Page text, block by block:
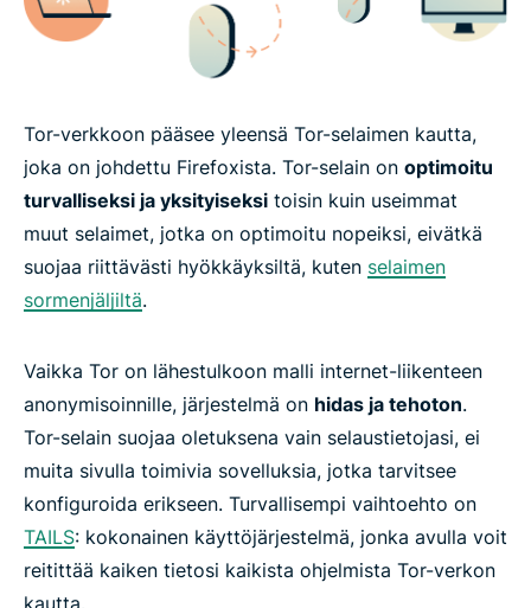
Tor-verkkoon pääsee yleensä Tor-selaimen kautta,
joka on johdettu Firefoxista. Tor-selain on optimoitu
turvalliseksi ja yksityiseksi toisin kuin useimmat
muut selaimet, jotka on optimoitu nopeiksi, eivätkä
suojaa riittävästi hyökkäyksiltä, kuten selaimen
sormenjäljiltä.
Vaikka Tor on lähestulkoon malli internet-liikenteen
anonymisoinnille, järjestelmä on hidas ja tehoton.
Tor-selain suojaa oletuksena vain selaustietojasi, ei
muita sivulla toimivia sovelluksia, jotka tarvitsee
konfiguroida erikseen. Turvallisempi vaihtoehto on
TAILS: kokonainen käyttöjärjestelmä, jonka avulla voit
reitittää kaiken tietosi kaikista ohjelmista Tor-verkon